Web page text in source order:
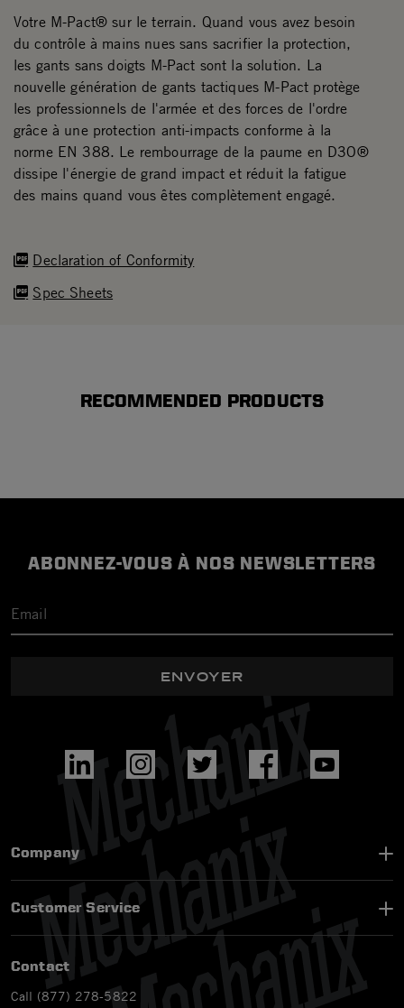
Declaration of Conformity
Spec Sheets
Votre M-Pact® sur le terrain. Quand vous avez besoin
du contrôle à mains nues sans sacrifier la protection,
les gants sans doigts M-Pact sont la solution. La
nouvelle génération de gants tactiques M-Pact protège
les professionnels de l'armée et des forces de l'ordre
grâce à une protection anti-impacts conforme à la
norme EN 388. Le rembourrage de la paume en D3O®
dissipe l'énergie de grand impact et réduit la fatigue
des mains quand vous êtes complètement engagé.
RECOMMENDED PRODUCTS
ABONNEZ-VOUS À NOS NEWSLETTERS
ENVOYER
Company
Customer Service
Contact
Call (877) 278-5822